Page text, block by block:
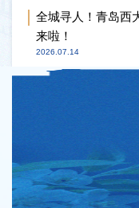
全城寻人！青岛西
来啦！
2026.07.14